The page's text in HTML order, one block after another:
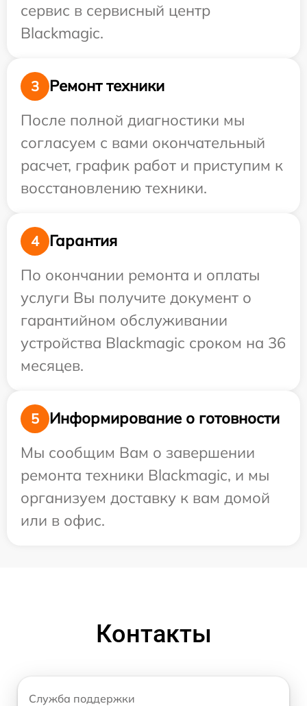
сервис в сервисный центр
Blackmagic.
3
Ремонт техники
После полной диагностики мы
согласуем с вами окончательный
расчет, график работ и приступим к
восстановлению техники.
4
Гарантия
По окончании ремонта и оплаты
услуги Вы получите документ о
гарантийном обслуживании
устройства Blackmagic сроком на 36
месяцев.
5
Информирование о готовности
Мы сообщим Вам о завершении
ремонта техники Blackmagic, и мы
организуем доставку к вам домой
или в офис.
Контакты
Служба поддержки